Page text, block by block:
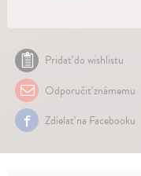
Pridať do wishlistu
Odporučiť známemu
Zdielať na Facebooku